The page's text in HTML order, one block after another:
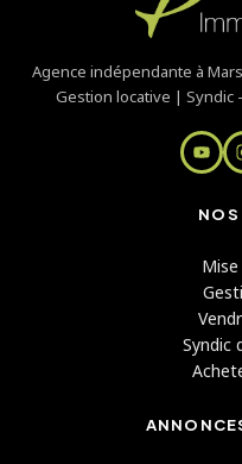
Agence indépendante à
Gestion locative |
NOS
Syndic